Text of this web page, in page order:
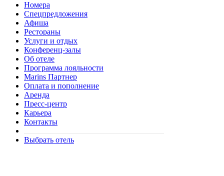
Номера
Спецпредложения
Афиша
Рестораны
Услуги и отдых
Конференц-залы
Об отеле
Программа лояльности
Marins Партнер
Оплата и пополнение
Аренда
Пресс-центр
Карьера
Контакты
Выбрать отель